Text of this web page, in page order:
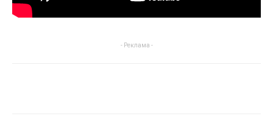
- Реклама -